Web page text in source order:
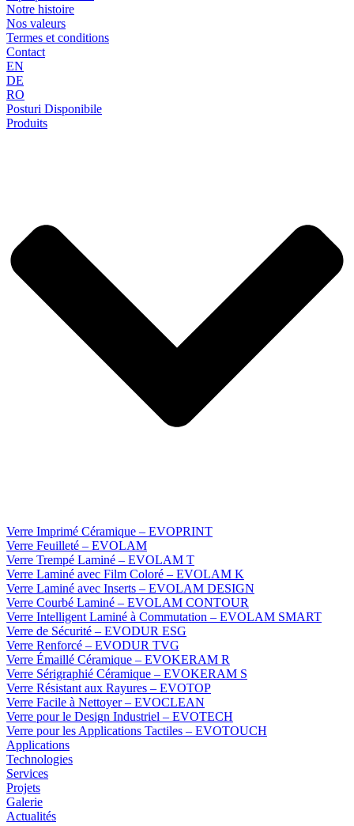
Notre histoire
Nos valeurs
Termes et conditions
Contact
EN
DE
RO
Posturi Disponibile
Produits
Verre Imprimé Céramique – EVOPRINT
Verre Feuilleté – EVOLAM
Verre Trempé Laminé – EVOLAM T
Verre Laminé avec Film Coloré – EVOLAM K
Verre Laminé avec Inserts – EVOLAM DESIGN
Verre Courbé Laminé – EVOLAM CONTOUR
Verre Intelligent Laminé à Commutation – EVOLAM SMART
Verre de Sécurité – EVODUR ESG
Verre Renforcé – EVODUR TVG
Verre Émaillé Céramique – EVOKERAM R
Verre Sérigraphié Céramique – EVOKERAM S
Verre Résistant aux Rayures – EVOTOP
Verre Facile à Nettoyer – EVOCLEAN
Verre pour le Design Industriel – EVOTECH
Verre pour les Applications Tactiles – EVOTOUCH
Applications
Technologies
Services
Projets
Galerie
Actualités